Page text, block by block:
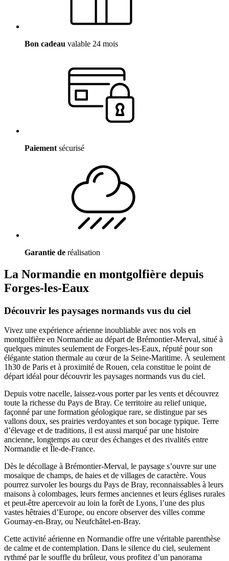
Bon cadeau valable 24 mois
Paiement sécurisé
Garantie de réalisation
La Normandie en montgolfière depuis
Forges-les-Eaux
Découvrir les paysages normands vus du ciel
Vivez une expérience aérienne inoubliable avec nos vols en
montgolfière en Normandie au départ de Brémontier-Merval, situé à
quelques minutes seulement de Forges-les-Eaux, réputé pour son
élégante station thermale au cœur de la Seine-Maritime. À seulement
1h30 de Paris et à proximité de Rouen, cela constitue le point de
départ idéal pour découvrir les paysages normands vus du ciel.
Depuis votre nacelle, laissez-vous porter par les vents et découvrez
toute la richesse du Pays de Bray. Ce territoire au relief unique,
façonné par une formation géologique rare, se distingue par ses
vallons doux, ses prairies verdoyantes et son bocage typique. Terre
d’élevage et de traditions, il est aussi marqué par une histoire
ancienne, longtemps au cœur des échanges et des rivalités entre
Normandie et Île-de-France.
Dès le décollage à Brémontier-Merval, le paysage s’ouvre sur une
mosaïque de champs, de haies et de villages de caractère. Vous
pourrez survoler les bourgs du Pays de Bray, reconnaissables à leurs
maisons à colombages, leurs fermes anciennes et leurs églises rurales
et peut-être apercevoir au loin la forêt de Lyons, l’une des plus
vastes hêtraies d’Europe, ou encore observer des villes comme
Gournay-en-Bray, ou Neufchâtel-en-Bray.
Cette activité aérienne en Normandie offre une véritable parenthèse
de calme et de contemplation. Dans le silence du ciel, seulement
rythmé par le souffle du brûleur, vous profitez d’un panorama